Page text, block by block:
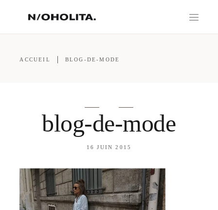
ACCUEIL BLOG-DE-MODE
blog-de-mode
16 JUIN 2015